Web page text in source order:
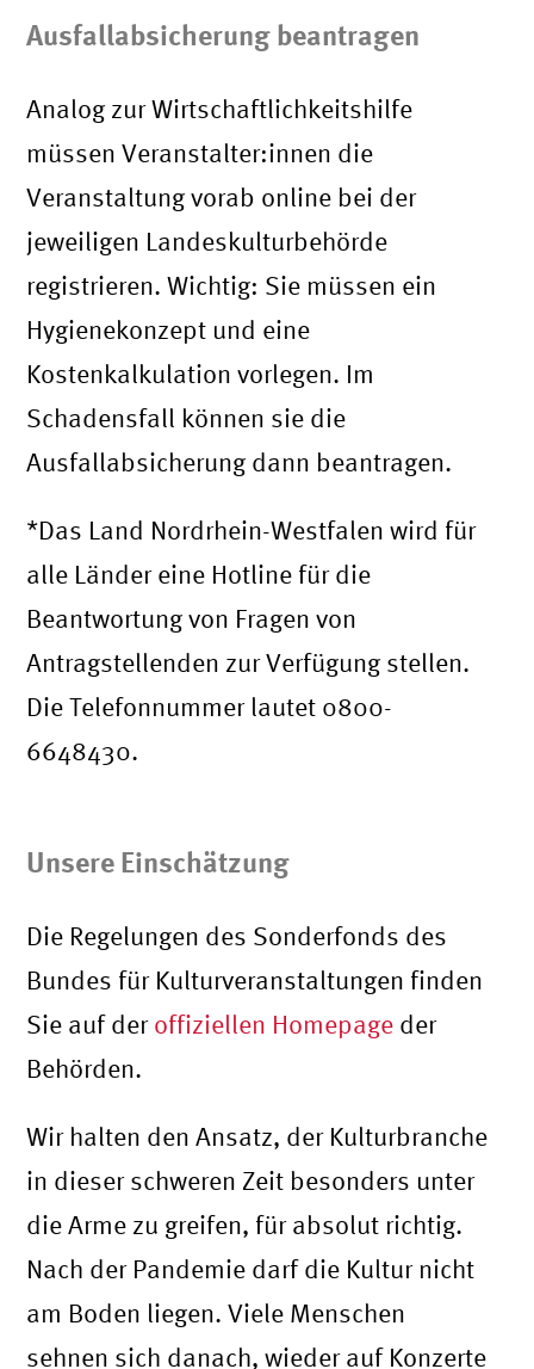
Ausfallabsicherung beantragen
Analog zur Wirtschaftlichkeitshilfe
müssen Veranstalter:innen die
Veranstaltung vorab online bei der
jeweiligen Landeskulturbehörde
registrieren. Wichtig: Sie müssen ein
Hygienekonzept und eine
Kostenkalkulation vorlegen. Im
Schadensfall können sie die
Ausfallabsicherung dann beantragen.
*Das Land Nordrhein-Westfalen wird für
alle Länder eine Hotline für die
Beantwortung von Fragen von
Antragstellenden zur Verfügung stellen.
Die Telefonnummer lautet 0800-
6648430.
Unsere Einschätzung
Die Regelungen des Sonderfonds des
Bundes für Kulturveranstaltungen finden
Sie auf der offiziellen Homepage der
Behörden.
Wir halten den Ansatz, der Kulturbranche
in dieser schweren Zeit besonders unter
die Arme zu greifen, für absolut richtig.
Nach der Pandemie darf die Kultur nicht
am Boden liegen. Viele Menschen
sehnen sich danach, wieder auf Konzerte